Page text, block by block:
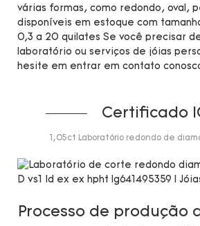
várias formas, como redondo, oval,
disponíveis em estoque com
0,3 a 20 quilates Se você precisar
laboratório ou serviços de jóias
hesite em entrar em contato
Certificado
1,05ct Laboratório redondo de
Processo de produção